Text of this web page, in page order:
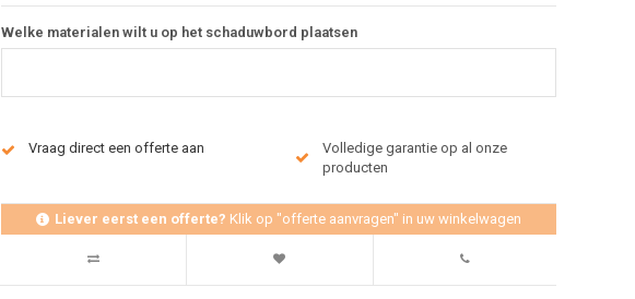
Welke materialen wilt u op het schaduwbord plaatsen
Vraag direct een offerte aan
Volledige garantie op al onze
producten
Liever eerst een offerte? Klik op "offerte aanvragen" in uw winkelwagen